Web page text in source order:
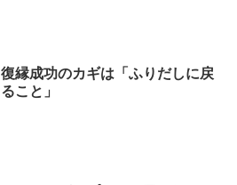
復縁成功のカギは「ふりだしに戻
ること」